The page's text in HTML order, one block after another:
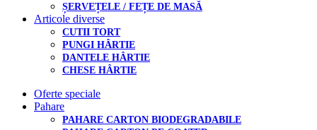
ȘERVEȚELE / FEȚE DE MASĂ
Articole diverse
CUTII TORT
PUNGI HÂRTIE
DANTELE HÂRTIE
CHESE HÂRTIE
Oferte speciale
Pahare
PAHARE CARTON BIODEGRADABILE